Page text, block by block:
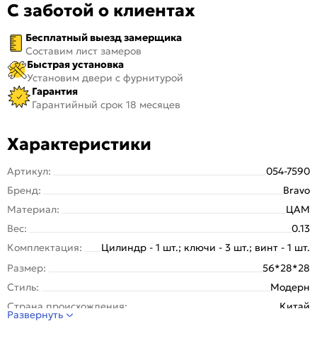
С заботой о клиентах
Бесплатный выезд замерщика
Составим лист замеров
Быстрая установка
Установим двери с фурнитурой
Гарантия
Гарантийный срок 18 месяцев
Характеристики
Артикул:
054-7590
Бренд:
Bravo
Материал:
ЦАМ
Вес:
0.13
Комплектация:
Цилиндр - 1 шт.; ключи - 3 шт.; винт - 1 шт.
Размер:
56*28*28
Стиль:
Модерн
Страна происхождения:
Китай
Развернуть